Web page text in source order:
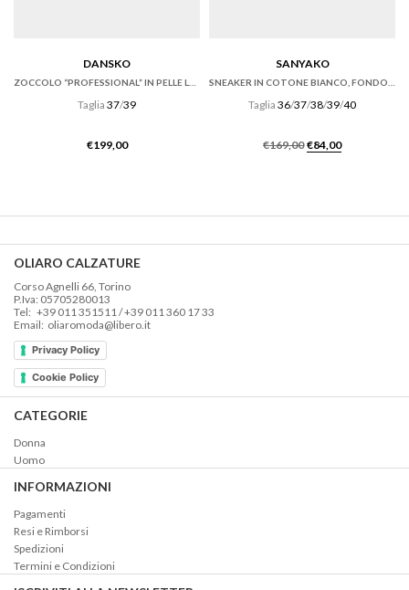
DANSKO
ZOCCOLO “PROFESSIONAL” IN PELLE LUCIDA NERA
Taglia 37/39
€199,00
SANYAKO
SNEAKER IN COTONE BIANCO, FONDO CASSETTA
Taglia 36/37/38/39/40
€169,00 Il
€169,00.
€84,00Il
€84,00.
OLIARO CALZATURE
Corso Agnelli 66, Torino
P.Iva: 05705280013
Tel: +39 011 351511 / +39 011 360 17 33
Email: oliaromoda@libero.it
Privacy Policy
Cookie Policy
CATEGORIE
Donna
Uomo
INFORMAZIONI
Pagamenti
Resi e Rimborsi
Spedizioni
Termini e Condizioni